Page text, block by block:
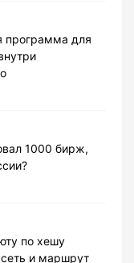
программа для
1000 бирж,
по хешу
и маршрут